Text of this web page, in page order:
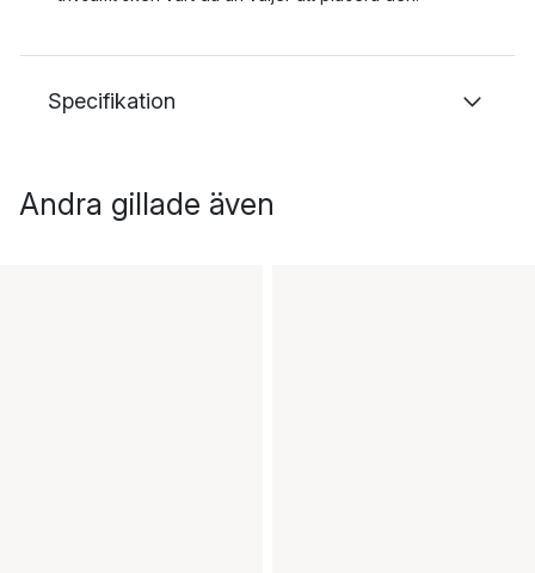
Specifikation
Andra gillade även